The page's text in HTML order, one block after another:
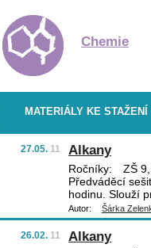
Chemie
MATERIÁLY KE STAŽENÍ
27.05. 11 Alkany
Ročníky:
ZŠ 9,
Předváděcí
hodinu. Slouží
Autor: Šárka
26.02. 11 Alkany